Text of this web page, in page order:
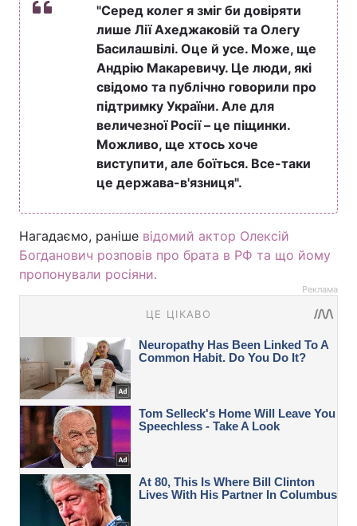
"Серед колег я зміг би довіряти
лише Лії Ахеджаковій та Олегу
Басилашвілі. Оце й усе. Може, ще
Андрію Макаревичу. Це люди, які
свідомо та публічно говорили про
підтримку України. Але для
величезної Росії – це піщинки.
Можливо, ще хтось хоче
виступити, але боїться. Все-таки
це держава-в'язниця".
Нагадаємо, раніше відомий актор Олексій
Богданович розповів про брата в РФ та що йому
пропонували росіяни.
Реклама